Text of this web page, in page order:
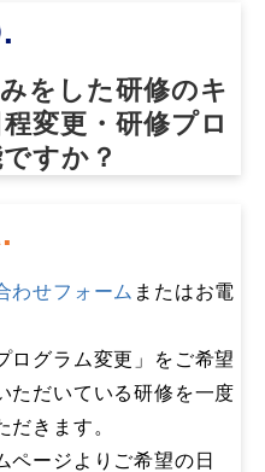
をした研修のキ
変更・研修プロ
すか？
わせフォーム またはお電
ログラム変更」をご希望
ただいている研修を一度
だきます。
ページよりご希望の日